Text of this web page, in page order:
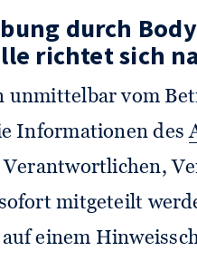
durch
richtet sich
unmittelbar vom
Informationen des
mitgeteilt
einem